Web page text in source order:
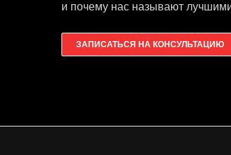
и почему нас называют
ЗАПИСАТЬСЯ НА КОНСУЛЬТАЦИЮ